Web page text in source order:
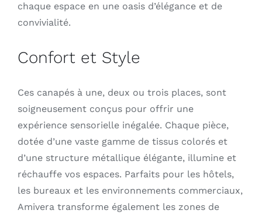
chaque espace en une oasis d’élégance et de
convivialité.
Confort et Style
Ces canapés à une, deux ou trois places, sont
soigneusement conçus pour offrir une
expérience sensorielle inégalée. Chaque pièce,
dotée d’une vaste gamme de tissus colorés et
d’une structure métallique élégante, illumine et
réchauffe vos espaces. Parfaits pour les hôtels,
les bureaux et les environnements commerciaux,
Amivera transforme également les zones de